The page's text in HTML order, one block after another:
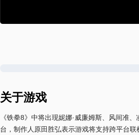
关于游戏
《铁拳8》中将出现妮娜·威廉姆斯、风间准
台，制作人原田胜弘表示游戏将支持跨平台联